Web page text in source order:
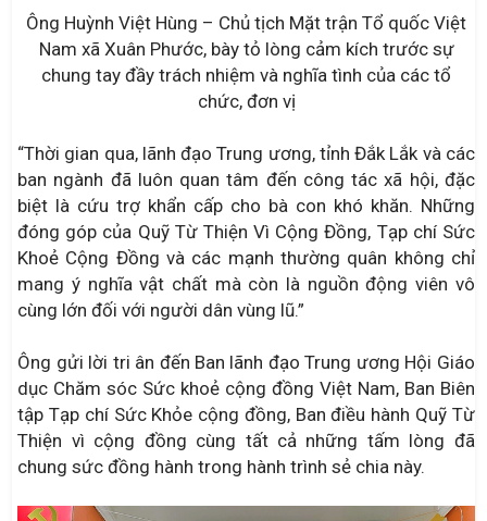
Ông Huỳnh Việt Hùng – Chủ tịch Mặt trận Tổ quốc Việt
Nam xã Xuân Phước, bày tỏ lòng cảm kích trước sự
chung tay đầy trách nhiệm và nghĩa tình của các tổ
chức, đơn vị
“Thời gian qua, lãnh đạo Trung ương, tỉnh Đắk Lắk và các
ban ngành đã luôn quan tâm đến công tác xã hội, đặc
biệt là cứu trợ khẩn cấp cho bà con khó khăn. Những
đóng góp của Quỹ Từ Thiện Vì Cộng Đồng, Tạp chí Sức
Khoẻ Cộng Đồng và các mạnh thường quân không chỉ
mang ý nghĩa vật chất mà còn là nguồn động viên vô
cùng lớn đối với người dân vùng lũ.”
Ông gửi lời tri ân đến Ban lãnh đạo Trung ương Hội Giáo
dục Chăm sóc Sức khoẻ cộng đồng Việt Nam, Ban Biên
tập Tạp chí Sức Khỏe cộng đồng, Ban điều hành Quỹ Từ
Thiện vì cộng đồng cùng tất cả những tấm lòng đã
chung sức đồng hành trong hành trình sẻ chia này.